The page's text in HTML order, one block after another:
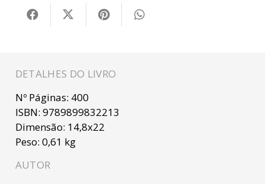
DETALHES DO LIVRO
Nº Páginas: 400
ISBN: 9789899832213
Dimensão: 14,8x22
Peso: 0,61 kg
AUTOR